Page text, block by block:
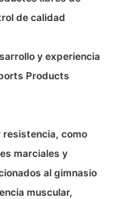
de calidad
y experiencia
Products
como
marciales y
al gimnasio
muscular,